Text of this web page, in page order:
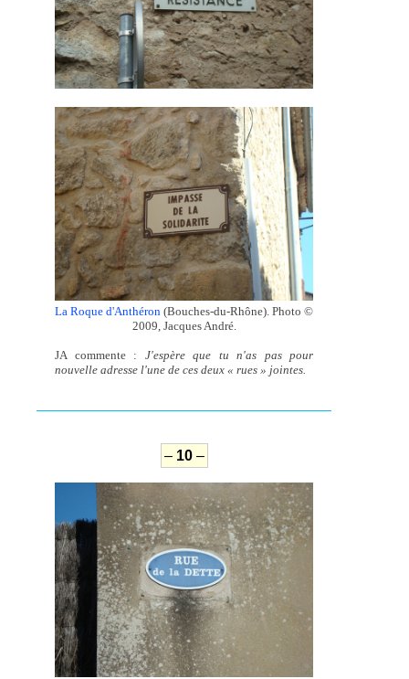
La Roque d'Anthéron (Bouches-du-Rhône). Photo ©
2009, Jacques André.
JA commente : J'espère que tu n'as pas pour
nouvelle adresse l'une de ces deux « rues » jointes.
– 10–